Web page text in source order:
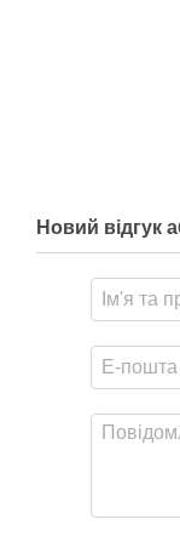
Новий відгук